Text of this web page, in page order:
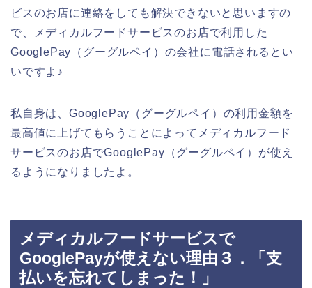
ビスのお店に連絡をしても解決できないと思いますの
で、メディカルフードサービスのお店で利用した
GooglePay（グーグルペイ）の会社に電話されるとい
いですよ♪
私自身は、GooglePay（グーグルペイ）の利用金額を
最高値に上げてもらうことによってメディカルフード
サービスのお店でGooglePay（グーグルペイ）が使え
るようになりましたよ。
メディカルフードサービスで
GooglePayが使えない理由３．「支
払いを忘れてしまった！」